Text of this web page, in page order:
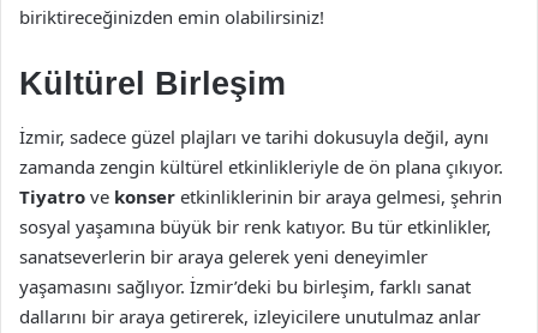
biriktireceğinizden emin olabilirsiniz!
Kültürel Birleşim
İzmir, sadece güzel plajları ve tarihi dokusuyla değil, aynı
zamanda zengin kültürel etkinlikleriyle de ön plana çıkıyor.
Tiyatro ve konser etkinliklerinin bir araya gelmesi, şehrin
sosyal yaşamına büyük bir renk katıyor. Bu tür etkinlikler,
sanatseverlerin bir araya gelerek yeni deneyimler
yaşamasını sağlıyor. İzmir’deki bu birleşim, farklı sanat
dallarını bir araya getirerek, izleyicilere unutulmaz anlar